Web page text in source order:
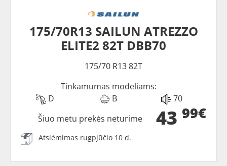
175/70R13 SAILUN ATREZZO
ELITE2 82T DBB70
175/70 R13 82T
Tinkamumas modeliams:
D
B 70
43 99€
Šiuo metu prekės neturime
Atsiėmimas rugpjūčio 10 d.